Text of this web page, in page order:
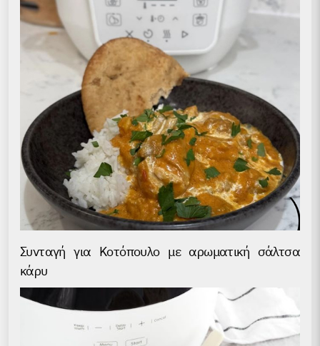
Συνταγή για Kοτόπουλο με αρωματική σάλτσα
κάρυ